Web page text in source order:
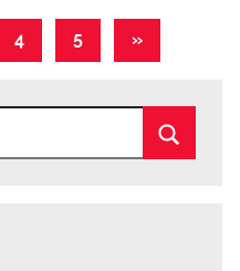
4 5
Post
»